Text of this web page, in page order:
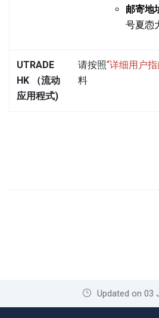
邮寄地
号夏悫
UTRADE
HK （流动
应用程式)
请按照“详细用户指
料
Updated on 03